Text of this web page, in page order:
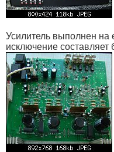
Усилитель выполнен на
исключение составляет